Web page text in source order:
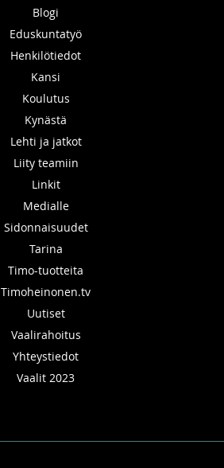
Blogi
Eduskuntatyö
Henkilötiedot
Kansi
Koulutus
Kynästä
Lehti ja jatkot
Liity teamiin
Linkit
Medialle
Sidonnaisuudet
Tarina
Timo-tuotteita
Timoheinonen.tv
Uutiset
Vaalirahoitus
Yhteystiedot
Vaalit 2023